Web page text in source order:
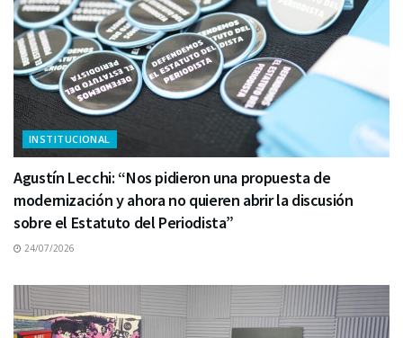
INSTITUCIONAL
Agustín Lecchi: “Nos pidieron una propuesta de
modernización y ahora no quieren abrir la discusión
sobre el Estatuto del Periodista”
24/07/2026